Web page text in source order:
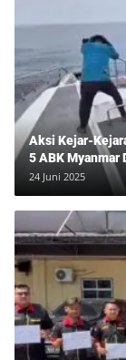
Aksi Kejar-
5 ABK Myanmar
24 Juni 2025